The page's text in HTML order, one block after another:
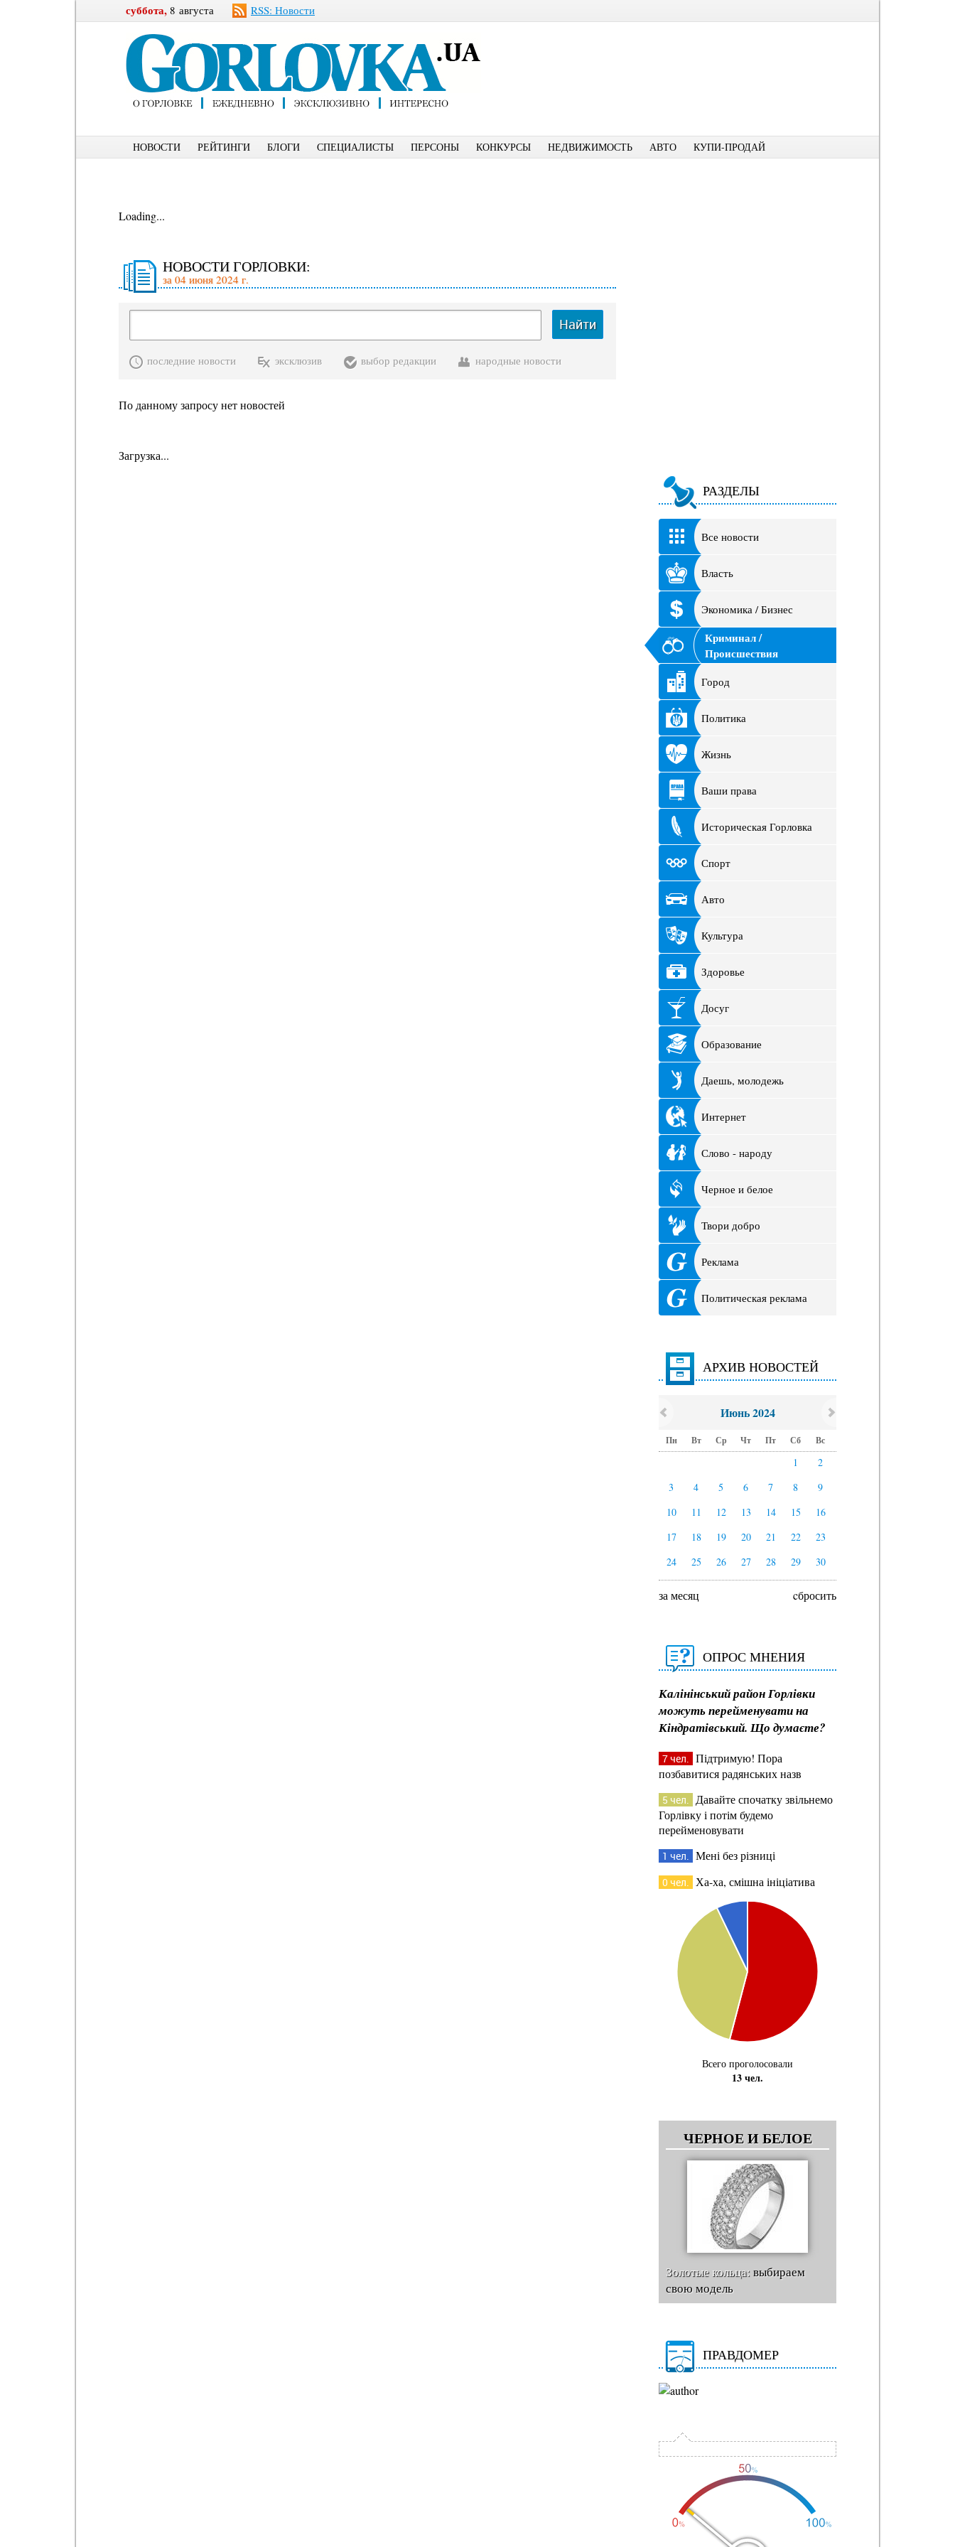
суббота, 8 августа RSS: Новости
НОВОСТИ РЕЙТИНГИ БЛОГИ СПЕЦИАЛИСТЫ ПЕРСОНЫ КОНКУРСЫ НЕДВИЖИМОСТЬ АВТО КУПИ-ПРОДАЙ
Loading...
НОВОСТИ ГОРЛОВКИ:
за 04 июня 2024 г.
Найти
последние новости эксклюзив выбор редакции народные новости
По данному запросу нет новостей
Загрузка...
РАЗДЕЛЫ
Все новости
Власть
Экономика / Бизнес
Криминал /
Происшествия
Город
Политика
Жизнь
Ваши права
Историческая Горловка
Спорт
Авто
Культура
Здоровье
Досуг
Образование
Даешь, молодежь
Интернет
Слово - народу
Черное и белое
Твори добро
Реклама
Политическая реклама
АРХИВ НОВОСТЕЙ
Июнь 2024
Пн Вт Ср Чт Пт Сб Вс
1
2
3
4 5 6 7 8
9
10
11 12 13 14 15
16
17
18 19 20 21 22
23
24
25 26 27 28 29 30
за месяц cбросить
ОПРОС МНЕНИЯ
Калінінський район Горлівки
можуть перейменувати на
Кіндратівський. Що думаєте?
7 чел. Підтримую! Пора
позбавитися радянських назв
5 чел. Давайте спочатку звільнемо
Горлівку і потім будемо
перейменовувати
1 чел. Мені без різниці
0 чел. Ха-ха, смішна ініціатива
Всего проголосовали
13 чел.
ЧЕРНОЕ И БЕЛОЕ
Золотые кольца:выбираем
свою модель
ПРАВДОМЕР